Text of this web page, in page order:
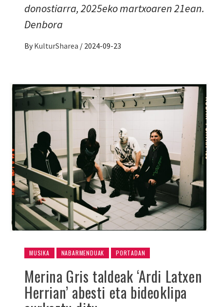
donostiarra, 2025eko martxoaren 21ean.
Denbora
By KulturSharea / 2024-09-23
MUSIKA NABARMENDUAK PORTADAN
Merina Gris taldeak ‘Ardi Latxen
Herrian’ abesti eta bideoklipa